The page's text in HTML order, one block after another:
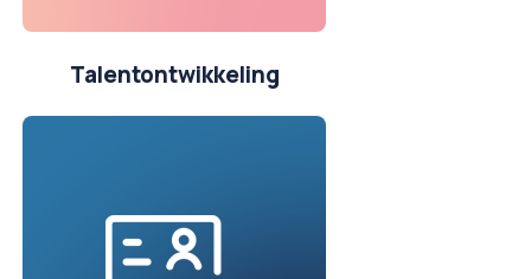
Talentontwikkeling